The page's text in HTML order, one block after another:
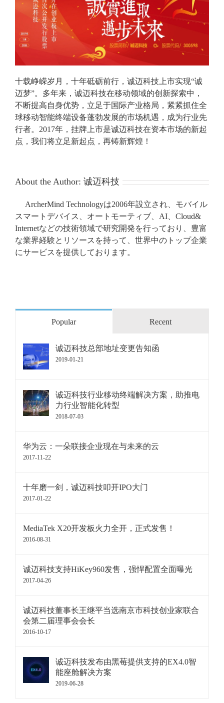
十载峥嵘岁月，十年砥砺前行，诚迈科技上市实现“诚
迈梦”。多年来，诚迈科技在移动领域的创新探索中，
不断提高自身优势，立足于国际产业格局，紧紧抓住全
球移动智能终端设备蓬勃发展的市场机遇，成为行业先
行者。2017年，挂牌上市是诚迈科技在资本市场的新起
点，我们将立足新起点，再铸新辉煌！
About the Author: 诚迈科技
ArcherMind Technologyは2006年設立され、モバイル
スマートデバイス、オートモーティブ、AI、Cloud&
Internetなどの技術領域で研究開発を行っており、豊富
な業界経験とリソースを持って、世界中のトップ企業
にサービスを提供しております。
Popular Recent
诚迈科技总部地址变更告知函
2019-01-21
诚迈科技行业移动终端解决方案，助推电
力行业智能化转型
2018-07-03
华为云：一朵联接企业现在与未来的云
2017-11-22
十年磨一剑，诚迈科技叩开IPO大门
2017-01-22
MediaTek X20开发板火力全开，正式发售！
2016-08-31
诚迈科技支持HiKey960发售，强悍配置全面曝光
2017-04-26
诚迈科技董事长王继平当选南京市科技创业家联合
会第二届理事会会长
2016-10-17
诚迈科技发布由黑莓提供支持的EX4.0智
能座舱解决方案
2019-06-28